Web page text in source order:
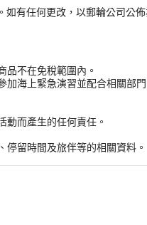
有任何更改，以郵輪公司公佈
品不在免稅範圍內。
海上緊急演習並配合相關部
動而產生的任何責任。
留時間及旅伴等的相關資料。